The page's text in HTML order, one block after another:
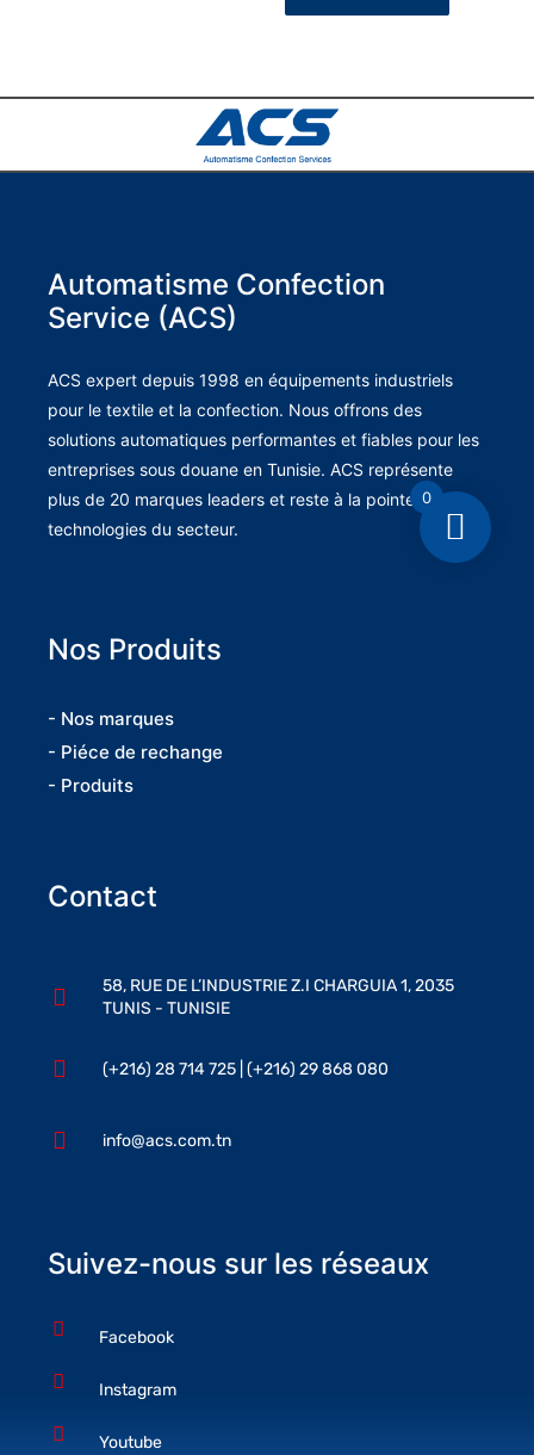
Automatisme Confection
Service (ACS)
ACS expert depuis 1998 en équipements industriels
pour le textile et la confection. Nous offrons des
solutions automatiques performantes et fiables pour les
entreprises sous douane en Tunisie. ACS représente
plus de 20 marques leaders et reste à la pointe des
technologies du secteur.
Nos Produits
- Nos marques
- Piéce de rechange
- Produits
Contact
58, RUE DE L’INDUSTRIE Z.I CHARGUIA 1, 2035
TUNIS - TUNISIE
(+216) 28 714 725 | (+216) 29 868 080
info@acs.com.tn
Suivez-nous sur les réseaux
Facebook
Instagram
Youtube
0